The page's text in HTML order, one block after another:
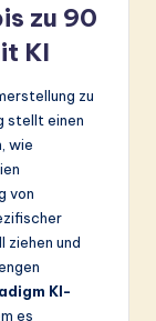
zu 90
KI
zu
stellt einen
wie
von
ziehen und
KI-
es